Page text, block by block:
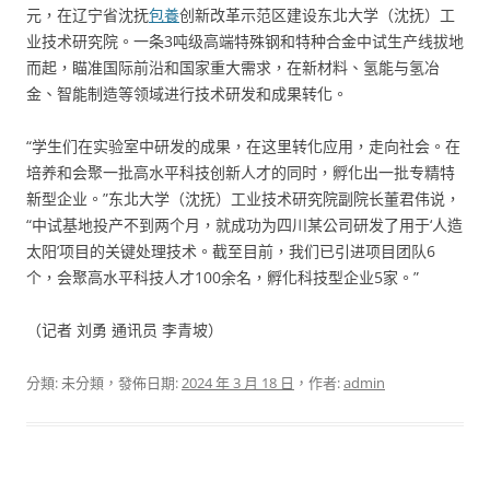
元，在辽宁省沈抚包養创新改革示范区建设东北大学（沈抚）工
业技术研究院。一条3吨级高端特殊钢和特种合金中试生产线拔地
而起，瞄准国际前沿和国家重大需求，在新材料、氢能与氢冶
金、智能制造等领域进行技术研发和成果转化。
“学生们在实验室中研发的成果，在这里转化应用，走向社会。在
培养和会聚一批高水平科技创新人才的同时，孵化出一批专精特
新型企业。”东北大学（沈抚）工业技术研究院副院长董君伟说，
“中试基地投产不到两个月，就成功为四川某公司研发了用于‘人造
太阳’项目的关键处理技术。截至目前，我们已引进项目团队6
个，会聚高水平科技人才100余名，孵化科技型企业5家。”
（记者 刘勇 通讯员 李青坡）
分類: 未分類，發佈日期:2024 年 3 月 18 日 ，作者:admin